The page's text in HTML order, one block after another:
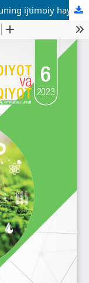
Hayot sug‘urtasining rivojlanishi va uning ijtimoiy hayotdagi o‘rni